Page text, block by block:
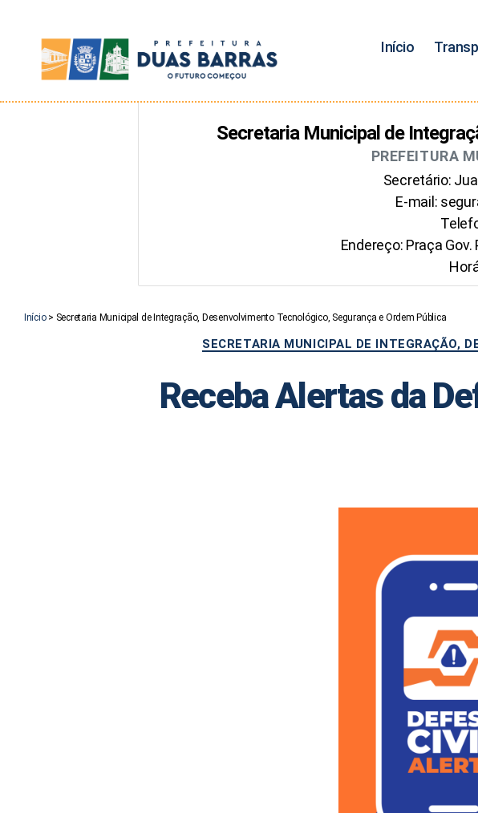
Prefeitura
Início
Secretaria Municipal de
PREFEITURA
Secretário:
E-mail:
Endereço: Praça
Início> Secretaria Municipal de Integração, Desenvolvimento Tecnológico, Segurança e Ordem Pública
SECRETARIA MUNICIPAL DE INTEGRAÇÃO,
Receba Alertas da